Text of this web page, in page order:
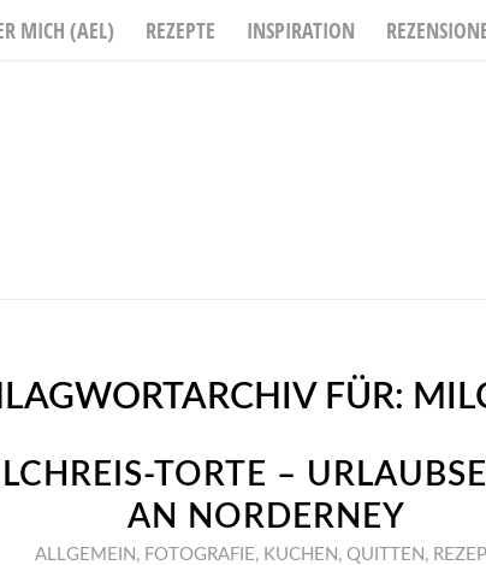
MICH (AEL) REZEPTE INSPIRATION
FÜR:
TORTE –
AN NORDERNEY
ALLGEMEIN , FOTOGRAFIE, KUCHEN , QUITTEN ,